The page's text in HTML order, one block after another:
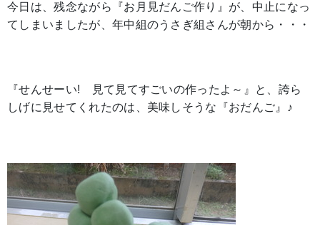
今日は、残念ながら『お月見だんご作り』が、中止になっ
てしまいましたが、年中組のうさぎ組さんが朝から・・・
『せんせーい! 見て見てすごいの作ったよ～』と、誇ら
しげに見せてくれたのは、美味しそうな『おだんご』♪